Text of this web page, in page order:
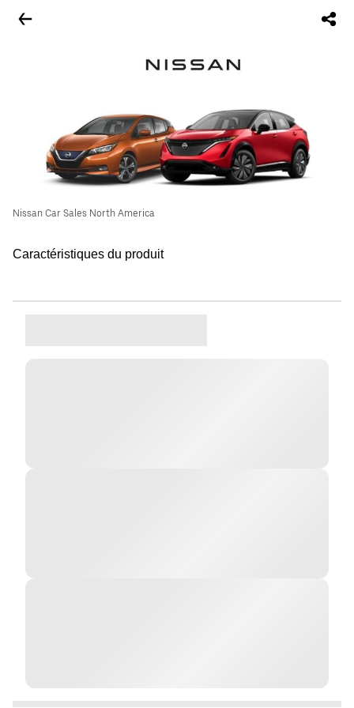
Nissan Car Sales North America
Caractéristiques du produit